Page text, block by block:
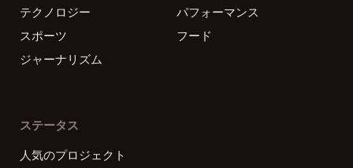
テクノロジー
パフォーマンス
スポーツ
フード
ジャーナリズム
ステータス
人気のプロジェクト